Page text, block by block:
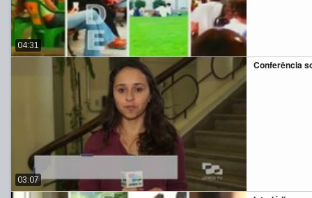
04:31
Conferência
03:07